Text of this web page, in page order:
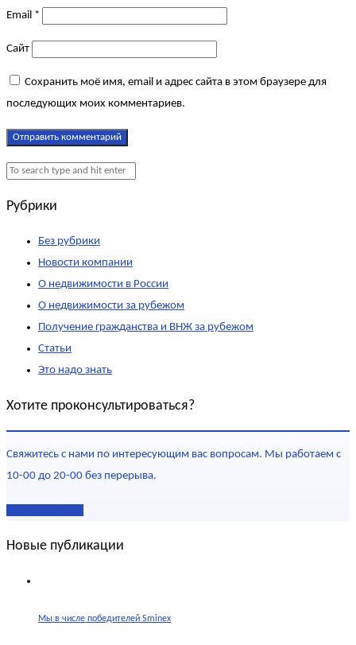
Email *
Сайт
Сохранить моё имя, email и адрес сайта в этом браузере для
последующих моих комментариев.
Рубрики
Без рубрики
Новости компании
О недвижимости в России
О недвижимости за рубежом
Получение гражданства и ВНЖ за рубежом
Статьи
Это надо знать
Хотите проконсультироваться?
Свяжитесь с нами по интересующим вас вопросам. Мы работаем с
10-00 до 20-00 без перерыва.
Новые публикации
Мы в числе победителей Sminex